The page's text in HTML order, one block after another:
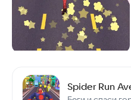
Spider Run